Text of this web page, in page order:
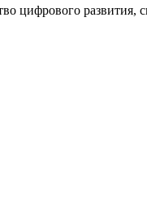
цифрового развития,